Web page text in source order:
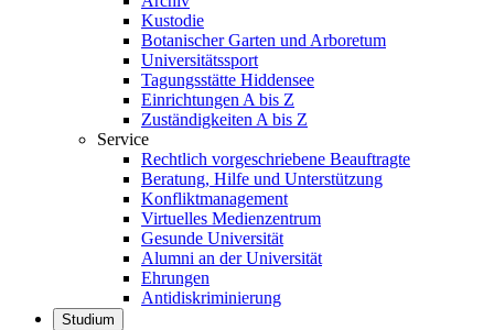
Kustodie
Botanischer Garten und Arboretum
Universitätssport
Tagungsstätte Hiddensee
Einrichtungen A bis Z
Zuständigkeiten A bis Z
Service
Rechtlich vorgeschriebene Beauftragte
Beratung, Hilfe und Unterstützung
Konfliktmanagement
Virtuelles Medienzentrum
Gesunde Universität
Alumni an der Universität
Ehrungen
Antidiskriminierung
Studium